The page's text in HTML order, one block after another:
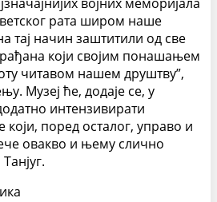
рата широм наше
тај начин заштитили од све
који својим понашањем
читавом нашем друштву”,
Музеј ће, додаје се, у
интензивирати
поред осталог, управо и
овакво и њему слично